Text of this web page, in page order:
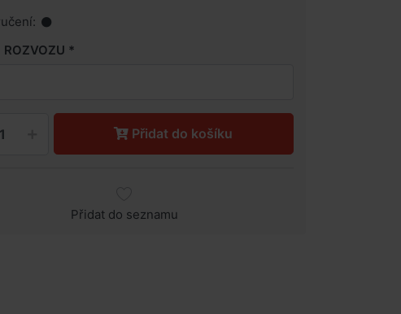
ROZVOZU
Přidat do košíku
Přidat do seznamu